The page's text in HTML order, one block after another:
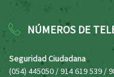
NÚMEROS DE
Seguridad Ciudadana
(054) 445050 / 914 619 539 /